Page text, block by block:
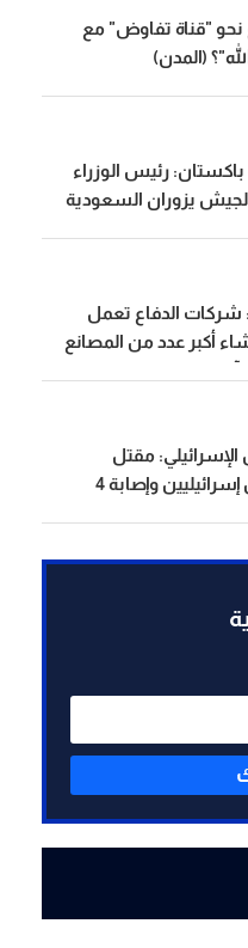
نحو "قناة تفاوض" مع
(المدن)
باكستان: رئيس الوزراء
يزوران السعودية
شركات الدفاع تعمل
أكبر عدد من المصانع
مقتل
جنديين إسرائيليين وإصابة 4
لبنان